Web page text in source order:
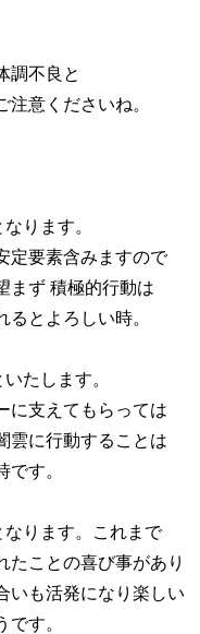
調不良と
注意くださいね。
ります。
定要素含みますので
まず 積極的行動は
るとよろしい時。
たします。
に支えてもらっては
雲に行動することは
です。
なります。これまで
たことの喜び事があり
いも活発になり楽しい
です。